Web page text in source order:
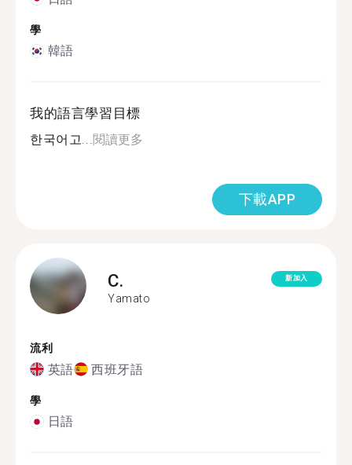
學
韓語
我的語言學習目標
한국어고...閱讀更多
下載APP
C.
Yamato
新加入
流利
英語 西班牙語
學
日語